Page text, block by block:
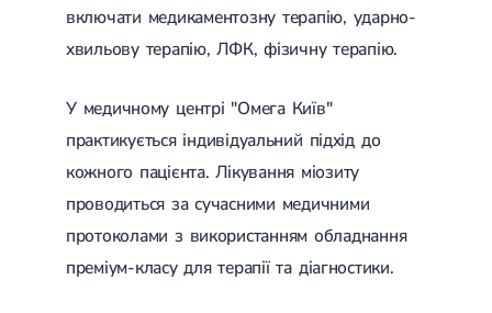
включати медикаментозну терапію, ударно-
хвильову терапію, ЛФК, фізичну терапію.
У медичному центрі "Омега Київ"
практикується індивідуальний підхід до
кожного пацієнта. Лікування міозиту
проводиться за сучасними медичними
протоколами з використанням обладнання
преміум-класу для терапії та діагностики.